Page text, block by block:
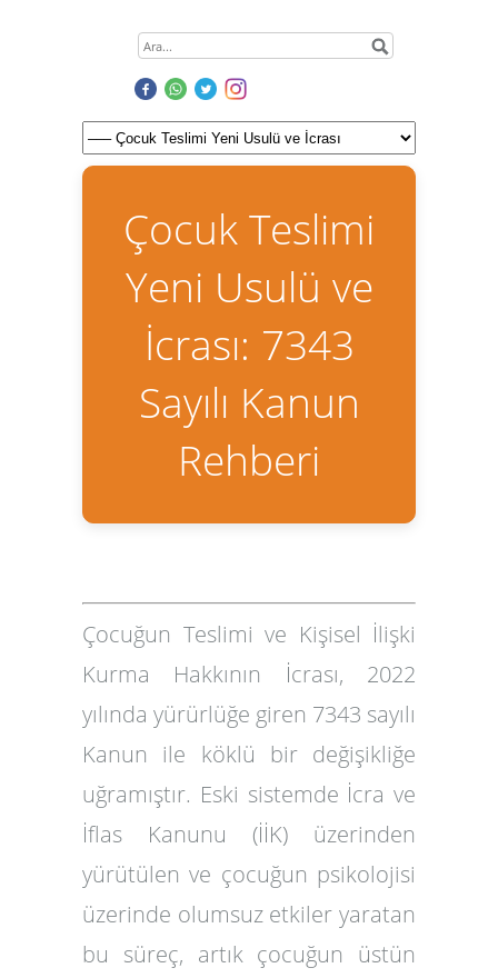
Çocuk Teslimi
Yeni Usulü ve
İcrası: 7343
Sayılı Kanun
Rehberi
Çocuğun Teslimi ve Kişisel İlişki
Kurma Hakkının İcrası, 2022
yılında yürürlüğe giren 7343 sayılı
Kanun ile köklü bir değişikliğe
uğramıştır. Eski sistemde İcra ve
İflas Kanunu (İİK) üzerinden
yürütülen ve çocuğun psikolojisi
üzerinde olumsuz etkiler yaratan
bu süreç, artık çocuğun üstün